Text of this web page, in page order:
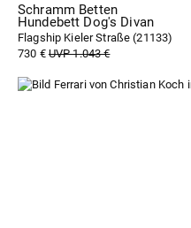
Schramm Betten
Hundebett Dog's Divan
Flagship Kieler Straße (21133)
730 €UVP 1.043 €